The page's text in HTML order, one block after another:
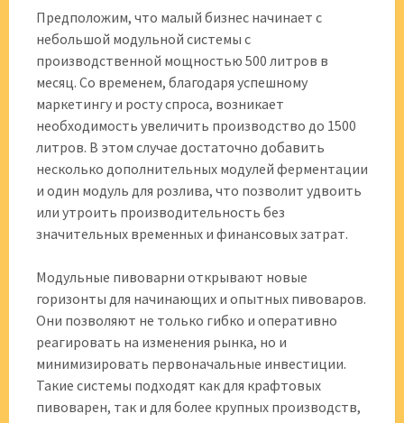
Предположим, что малый бизнес начинает с
небольшой модульной системы с
производственной мощностью 500 литров в
месяц. Со временем, благодаря успешному
маркетингу и росту спроса, возникает
необходимость увеличить производство до 1500
литров. В этом случае достаточно добавить
несколько дополнительных модулей ферментации
и один модуль для розлива, что позволит удвоить
или утроить производительность без
значительных временных и финансовых затрат.
Модульные пивоварни открывают новые
горизонты для начинающих и опытных пивоваров.
Они позволяют не только гибко и оперативно
реагировать на изменения рынка, но и
минимизировать первоначальные инвестиции.
Такие системы подходят как для крафтовых
пивоварен, так и для более крупных производств,